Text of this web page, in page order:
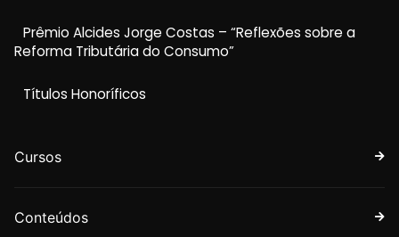
Prêmio Alcides Jorge Costas – “Reflexões sobre a
Reforma Tributária do Consumo”
Títulos Honoríficos
Cursos
Conteúdos